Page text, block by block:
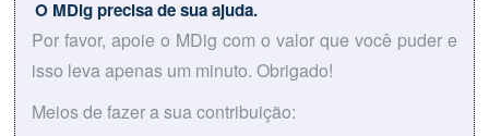
O MDig precisa de sua ajuda.
Por favor, apoie o MDig com o valor que você puder e
isso leva apenas um minuto. Obrigado!
Meios de fazer a sua contribuição: